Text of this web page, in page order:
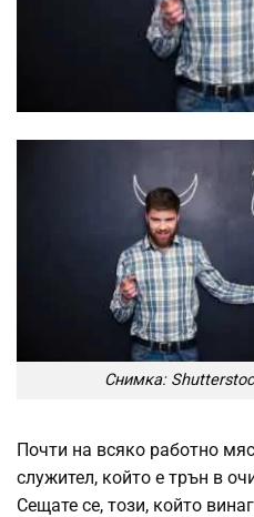
Снимка:
Почти на всяко работно
служител, който е трън в
Сещате се, този, който